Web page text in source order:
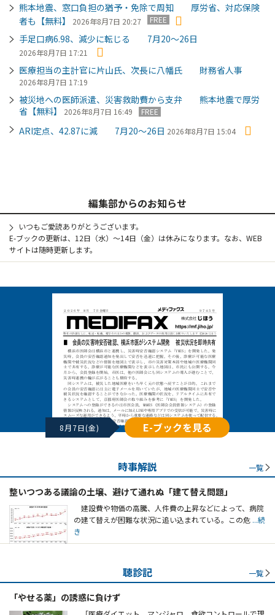
熊本地震、窓口負担の猶予・免除で周知 厚労省、対応保険
者も【無料】
2026年8月7日 20:27 FREE
手足口病6.98、減少に転じる 7月20～26日
2026年8月7日 17:21
医療担当の主計官に片山氏、次長に八幡氏 財務省人事
2026年8月7日 17:19
被災地への医師派遣、災害救助費から支弁 熊本地震で厚労
省【無料】
2026年8月7日 16:49 FREE
ARI定点、42.87に減 7月20～26日 2026年8月7日 15:04
編集部からのお知らせ
いつもご愛読ありがとうございます。
E-ブックの更新は、12日（水）～14日（金）は休みになります。なお、WEB
サイトは随時更新します。
8月7日(金) E-ブックを見る
時事解説 一覧
整いつつある議論の土壌、避けて通れぬ「建て替え問題」
建設費や物価の高騰、人件費の上昇などによって、病院
の建て替えが困難な状況に追い込まれている。この危 ...続
き
聴診記 一覧
「やせる薬」の誘惑に負けず